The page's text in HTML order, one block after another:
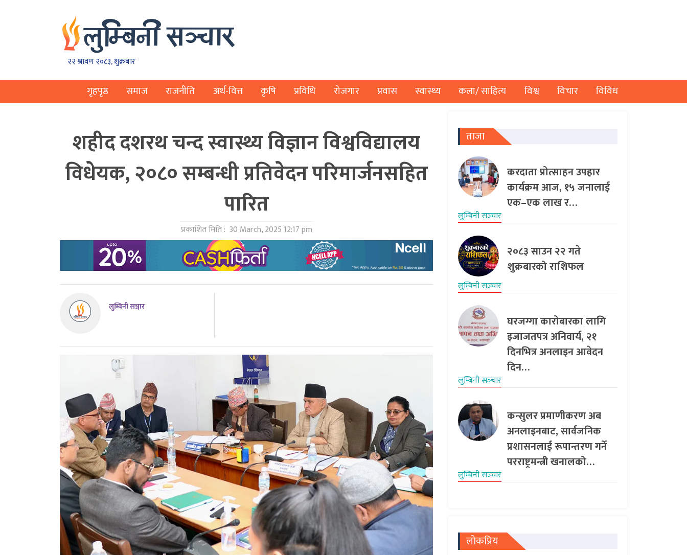
२२ श्रावण २०८३, शुक्रबार
गृहपृष्ठ समाज राजनीति अर्थ-वित्त कृषि प्रविधि रोजगार प्रवास स्वास्थ्य कला/ साहित्य विश्व विचार विविध
शहीद दशरथ चन्द स्वास्थ्य विज्ञान विश्वविद्यालय
विधेयक, २०८० सम्बन्धी प्रतिवेदन परिमार्जनसहित
पारित
प्रकाशित मिति : 30 March, 2025 12:17 pm
लुम्बिनी सञ्चार
ताजा
करदाता प्रोत्साहन उपहार
कार्यक्रम आज, १५ जनालाई
एक–एक लाख र…
लुम्बिनी सञ्‍चार
२०८३ साउन २२ गते
शुक्रबारको राशिफल
लुम्बिनी सञ्‍चार
घरजग्गा कारोबारका लागि
इजाजतपत्र अनिवार्य, २१
दिनभित्र अनलाइन आवेदन
दिन…
लुम्बिनी सञ्‍चार
कन्सुलर प्रमाणीकरण अब
अनलाइनबाट, सार्वजनिक
प्रशासनलाई रूपान्तरण गर्ने
परराष्ट्रमन्त्री खनालको…
लुम्बिनी सञ्‍चार
लोकप्रिय